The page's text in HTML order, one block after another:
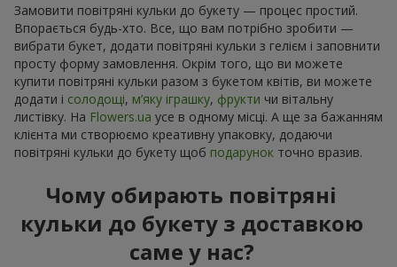
Замовити повітряні кульки до букету — процес простий.
Впорається будь-хто. Все, що вам потрібно зробити —
вибрати букет, додати повітряні кульки з гелієм і заповнити
просту форму замовлення. Окрім того, що ви можете
купити повітряні кульки разом з букетом квітів, ви можете
додати і солодощі, м’яку іграшку, фрукти чи вітальну
листівку. На Flowers.ua усе в одному місці. А ще за бажанням
клієнта ми створюємо креативну упаковку, додаючи
повітряні кульки до букету щоб подарунок точно вразив.
Чому обирають повітряні
кульки до букету з доставкою
саме у нас?